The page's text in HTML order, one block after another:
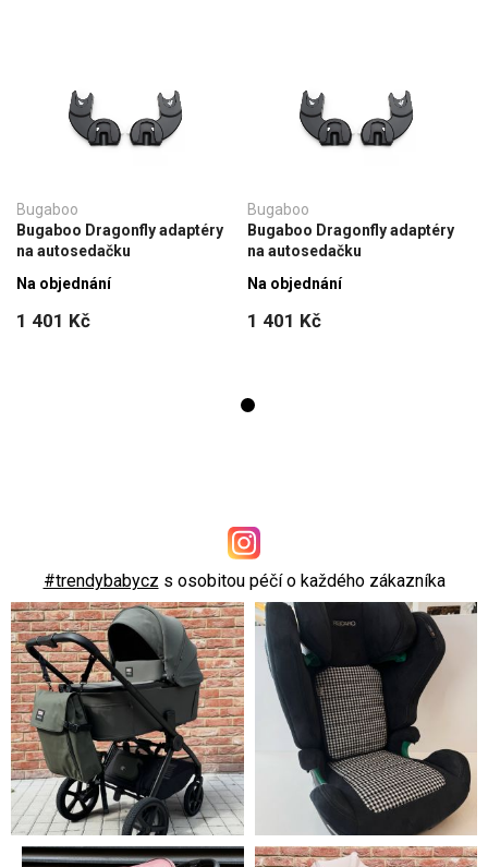
Bugaboo
Bugaboo Dragonfly adaptéry
na autosedačku
1 401 Kč
Na objednání
Bugaboo
Bugaboo Dragonfly adaptéry
na autosedačku
1 401 Kč
Na objednání
#trendybabycz s osobitou péčí o každého zákazníka